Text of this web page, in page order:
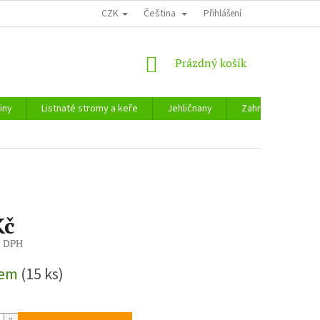
CZK Čeština Přihlášení
NÁKUPNÍ
Prázdný košík
Listnaté stromy a keře Jehličnany
Zahradnické
DPH
(15 ks)